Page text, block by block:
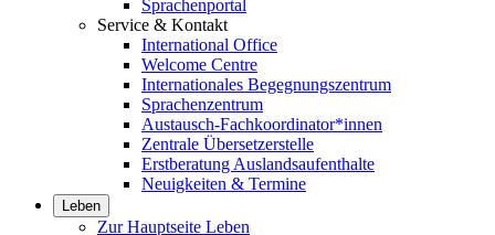
Sprachenportal
Service & Kontakt
International Office
Welcome Centre
Internationales Begegnungszentrum
Sprachenzentrum
Austausch-Fachkoordinator*innen
Zentrale Übersetzerstelle
Erstberatung Auslandsaufenthalte
Neuigkeiten & Termine
Leben
Zur Hauptseite Leben